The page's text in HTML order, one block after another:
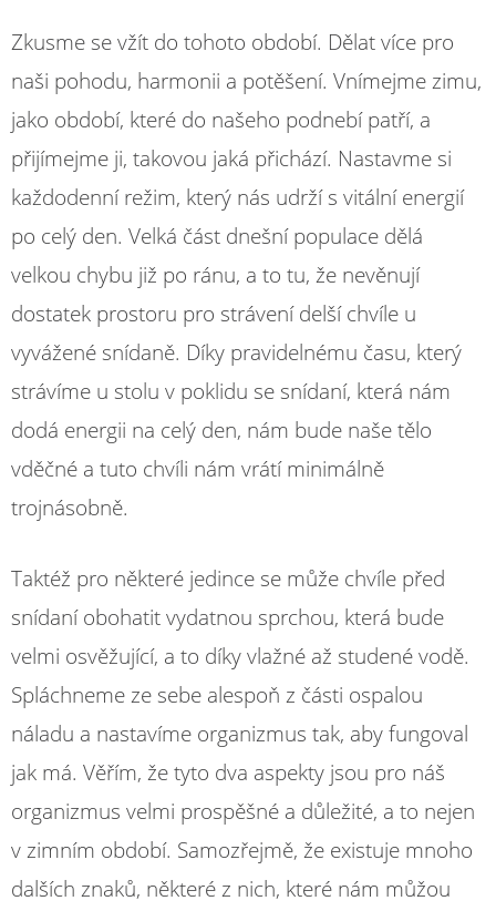
Zkusme se vžít do tohoto období. Dělat více pro
naši pohodu, harmonii a potěšení. Vnímejme zimu,
jako období, které do našeho podnebí patří, a
přijímejme ji, takovou jaká přichází. Nastavme si
každodenní režim, který nás udrží s vitální energií
po celý den. Velká část dnešní populace dělá
velkou chybu již po ránu, a to tu, že nevěnují
dostatek prostoru pro strávení delší chvíle u
vyvážené snídaně. Díky pravidelnému času, který
strávíme u stolu v poklidu se snídaní, která nám
dodá energii na celý den, nám bude naše tělo
vděčné a tuto chvíli nám vrátí minimálně
trojnásobně.
Taktéž pro některé jedince se může chvíle před
snídaní obohatit vydatnou sprchou, která bude
velmi osvěžující, a to díky vlažné až studené vodě.
Spláchneme ze sebe alespoň z části ospalou
náladu a nastavíme organizmus tak, aby fungoval
jak má. Věřím, že tyto dva aspekty jsou pro náš
organizmus velmi prospěšné a důležité, a to nejen
v zimním období. Samozřejmě, že existuje mnoho
dalších znaků, některé z nich, které nám můžou